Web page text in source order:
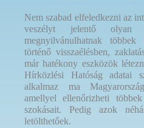
Nem szabad elfeledkezni az
veszélyt jelentő olyan
megnyilvánulhatnak
történő visszaélésben,
már hatékony eszközök
Hírközlési Hatóság adatai
alkalmaz ma
amellyel ellenőrizheti
szokásait. Pedig azok
letölthetőek.